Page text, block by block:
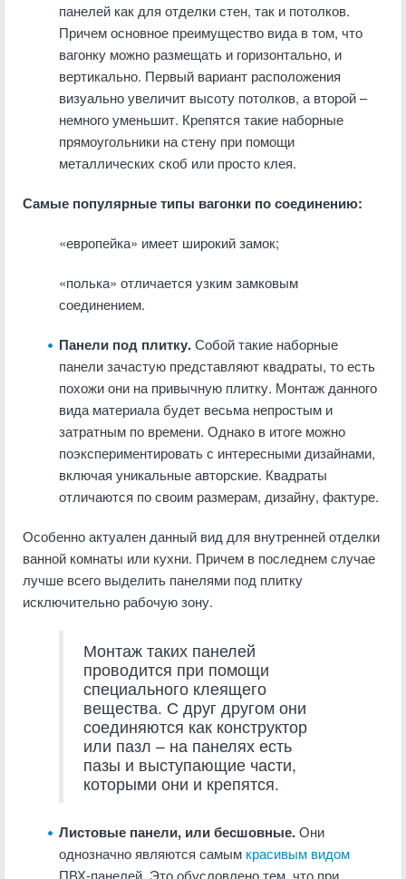
панелей как для отделки стен, так и потолков.
Причем основное преимущество вида в том, что
вагонку можно размещать и горизонтально, и
вертикально. Первый вариант расположения
визуально увеличит высоту потолков, а второй –
немного уменьшит. Крепятся такие наборные
прямоугольники на стену при помощи
металлических скоб или просто клея.
Самые популярные типы вагонки по соединению:
«европейка» имеет широкий замок;
«полька» отличается узким замковым
соединением.
Панели под плитку.Собой такие наборные
панели зачастую представляют квадраты, то есть
похожи они на привычную плитку. Монтаж данного
вида материала будет весьма непростым и
затратным по времени. Однако в итоге можно
поэкспериментировать с интересными дизайнами,
включая уникальные авторские. Квадраты
отличаются по своим размерам, дизайну, фактуре.
Особенно актуален данный вид для внутренней отделки
ванной комнаты или кухни. Причем в последнем случае
лучше всего выделить панелями под плитку
исключительно рабочую зону.
Монтаж таких панелей
проводится при помощи
специального клеящего
вещества. С друг другом они
соединяются как конструктор
или пазл – на панелях есть
пазы и выступающие части,
которыми они и крепятся.
Листовые панели, или бесшовные.Они
однозначно являются самым красивым видом
ПВХ-панелей. Это обусловлено тем, что при